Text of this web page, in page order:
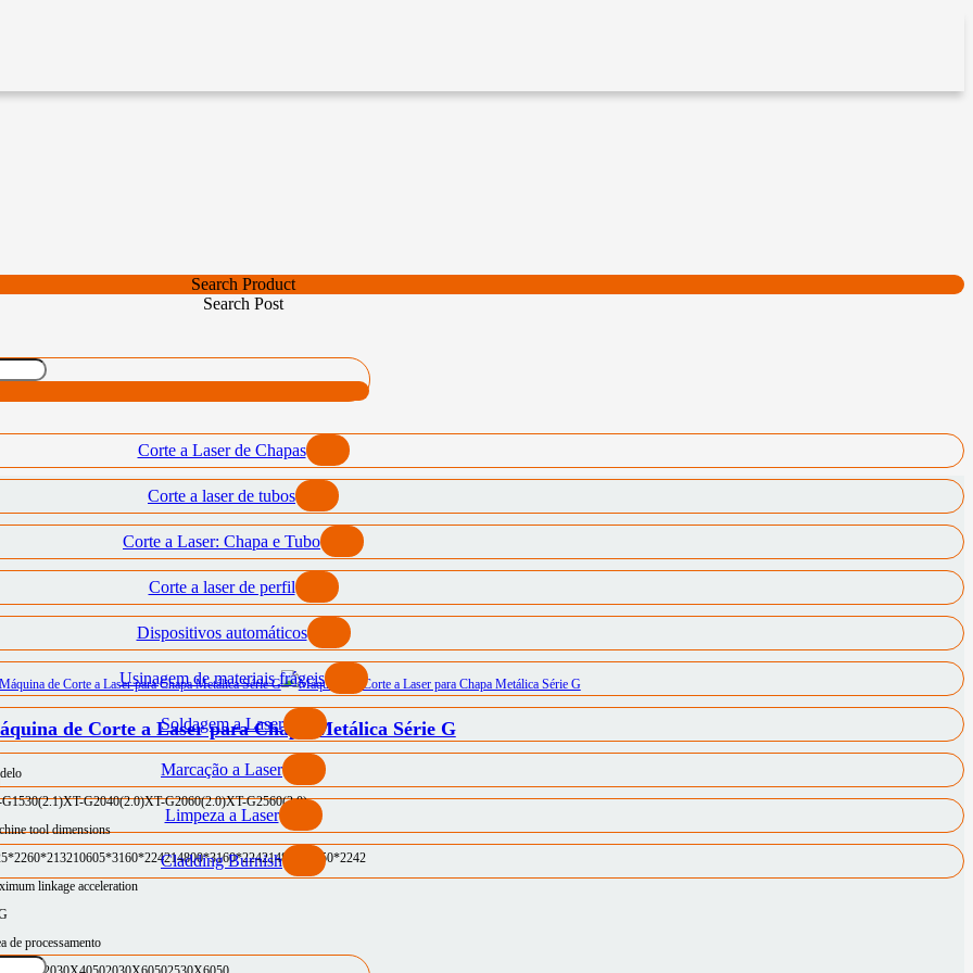
de Corte a Laser para Chapa Metálica Série G
XT-G2040(2.0)XT-G2060(2.0)XT-G2560(2.0)
tool dimensions
10605*3160*224214800*3160*224214800*3750*2242
linkage acceleration
de processamento
Search Product
Search Post
Corte a Laser de Chapas
Corte a laser de tubos
Corte a Laser: Chapa e Tubo
Corte a laser de perfil
Dispositivos automáticos
Usinagem de materiais frágeis
Soldagem a Laser
Marcação a Laser
Limpeza a Laser
Cladding Burnish